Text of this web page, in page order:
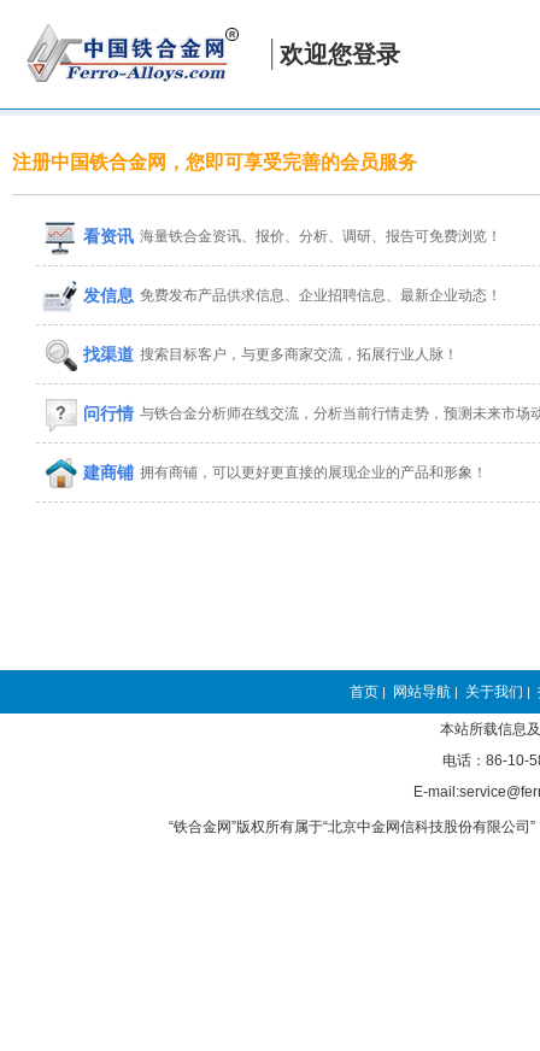
欢迎您登录
注册中国铁合金网，您即可享受完善的会员服务
看资讯 海量铁合金资讯、报价、分析、调研、报告可免费浏览！
发信息 免费发布产品供求信息、企业招聘信息、最新企业动态！
找渠道 搜索目标客户，与更多商家交流，拓展行业人脉！
问行情 与铁合金分析师在线交流，分析当前行情走势，预测未来市场
建商铺 拥有商铺，可以更好更直接的展现企业的产品和形象！
首页 | 网站导航 | 关于我们 |
本站所载信息
电话：86-10-
E-
“铁合金网”版权所有属于“北京中金网信科技股份有限公司